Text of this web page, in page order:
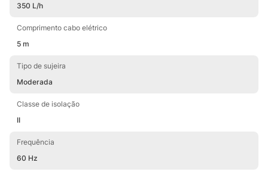
350 L/h
Comprimento cabo elétrico
5 m
Tipo de sujeira
Moderada
Classe de isolação
II
Frequência
60 Hz